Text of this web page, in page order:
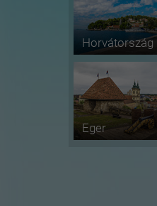
Horvátország
Eger